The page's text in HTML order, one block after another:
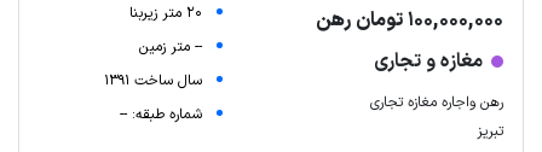
100,000,000 تومان رهن
مغازه و تجاری
رهن واجاره مغازه تجاری
تبریز
20 متر زیربنا
-- متر زمین
سال ساخت 1391
شماره طبقه: --